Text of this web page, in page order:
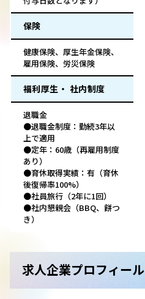
保険
健康保険、厚生年金保険、
雇用保険、労災保険
福利厚生・ 社内制度
退職金
●退職金制度：勤続3年以
上で適用
●定年：60歳（再雇用制度
あり）
●育休取得実績：有（育休
後復帰率100%）
●社員旅行（2年に1回）
●社内懇親会（BBQ、餅つ
き）
求人企業プロフィール